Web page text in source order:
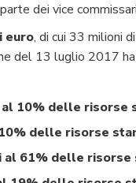
dei vice
euro, di cui 33 milioni
del 13 luglio 2017
10% delle risorse
delle risorse
al 61% delle risorse